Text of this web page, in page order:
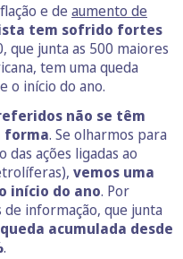
e de aumento de
tem sofrido fortes
que junta as 500 maiores
tem uma queda
o início do ano.
não se têm
forma. Se olharmos para
ações ligadas ao
vemos uma
início do ano. Por
informação, que junta
acumulada desde
.